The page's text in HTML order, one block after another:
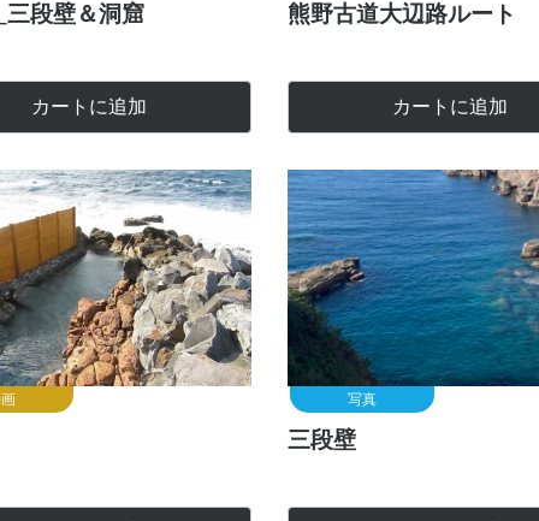
三段壁＆洞窟
カートに追加
熊野古道大辺路ルート
カートに追加
写真
三段壁